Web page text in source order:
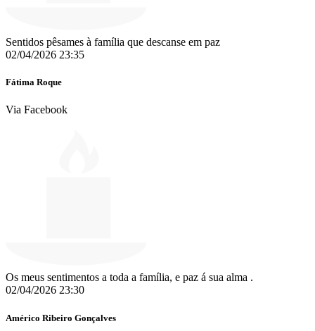
Sentidos pêsames à família que descanse em paz
02/04/2026 23:35
Fátima Roque
Via Facebook
Os meus sentimentos a toda a família, e paz á sua alma .
02/04/2026 23:30
Américo Ribeiro Gonçalves